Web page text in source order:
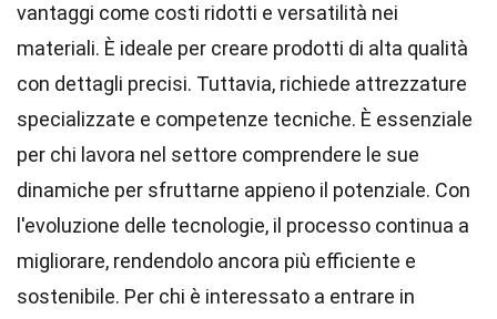
vantaggi come costi ridotti e versatilità nei
materiali. È ideale per creare prodotti di alta qualità
con dettagli precisi. Tuttavia, richiede attrezzature
specializzate e competenze tecniche. È essenziale
per chi lavora nel settore comprendere le sue
dinamiche per sfruttarne appieno il potenziale. Con
l'evoluzione delle tecnologie, il processo continua a
migliorare, rendendolo ancora più efficiente e
sostenibile. Per chi è interessato a entrare in